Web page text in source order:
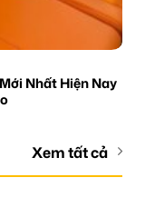
Nhất Hiện Nay
Xem tất cả